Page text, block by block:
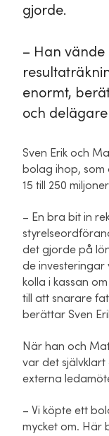
gjorde.
– Han
enormt,
och
Sven Erik och
bolag ihop,
15 till 250
– En bra bit in
det gjorde på
de investeringar
kolla i kassan
till att snarare
berättar Sven
När han och
var det
externa
– Vi köpte ett
mycket om. Här